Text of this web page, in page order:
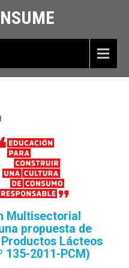
Multisectorial
propuesta de
Lácteos
135-2011-PCM)